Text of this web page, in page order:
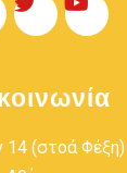
14 (στοά